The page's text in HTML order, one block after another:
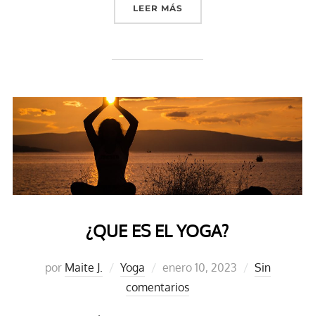
LEER MÁS«PILATES»
¿QUE ES EL YOGA?
por Maite J. Yoga
Publicado
el
enero 10, 2023
Sin
comentarios